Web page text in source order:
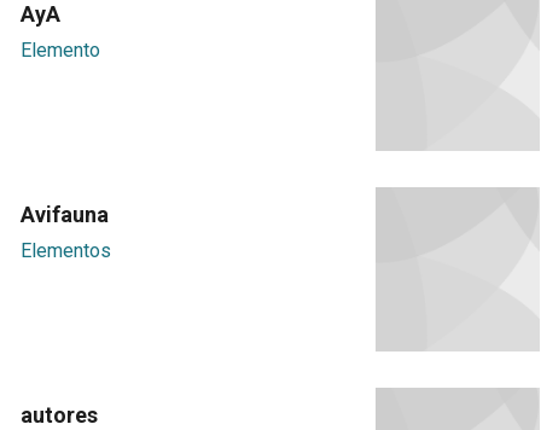
AyA
Elemento
Avifauna
Elementos
autores